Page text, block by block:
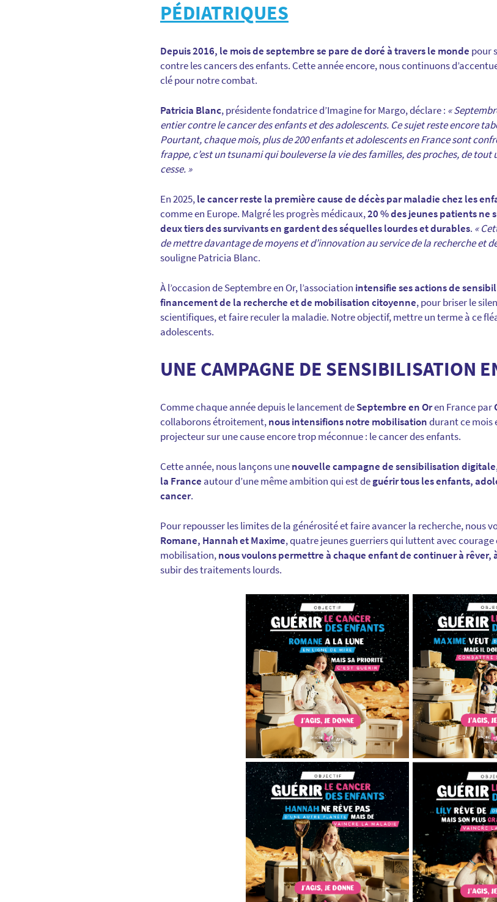
PÉDIATRIQUES
Depuis 2016, le mois de septembre se pare de doré à travers le monde pour
contre les cancers des enfants. Cette année encore, nous continuons
clé pour notre combat.
Patricia Blanc, présidente fondatrice d’Imagine for Margo, déclare : «
entier contre le cancer des enfants et des adolescents. Ce sujet reste encore
Pourtant, chaque mois, plus de 200 enfants et adolescents en France sont
frappe, c’est un tsunami qui bouleverse la vie des familles, des proches, de
cesse. »
En 2025,le cancer reste la première cause de décès par maladie chez les
comme en Europe. Malgré les progrès médicaux,20 % des jeunes patients ne
deux tiers des survivants en gardent des séquelles lourdes et durables. «
de mettre davantage de moyens et d’innovation au service de la recherche et
souligne Patricia Blanc.
À l’occasion de Septembre en Or, l’association intensifie ses actions de
financement de la recherche et de mobilisation citoyenne, pour briser le
scientifiques, et faire reculer la maladie. Notre objectif, mettre un terme à ce
adolescents.
UNE CAMPAGNE DE SENSIBILISATION
Comme chaque année depuis le lancement deSeptembre en Oren France par
collaborons étroitement,nous intensifions notre mobilisationdurant ce mois
projecteur sur une cause encore trop méconnue : le cancer des enfants.
Cette année, nous lançons unenouvelle campagne de sensibilisation digitale
la France autour d’une même ambition qui est deguérir tous les enfants,
cancer.
Pour repousser les limites de la générosité et faire avancer la recherche, nous
Romane, Hannah et Maxime, quatre jeunes guerriers qui luttent avec
mobilisation,nous voulons permettre à chaque enfant de continuer à rêver,
subir des traitements lourds.